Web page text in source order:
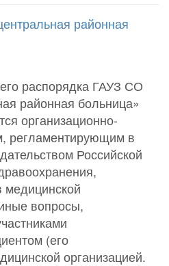
районная
распорядка ГАУЗ СО
районная больница»
организационно-
регламентирующим в
Российской
медицинской
вопросы,
(его
организацией.